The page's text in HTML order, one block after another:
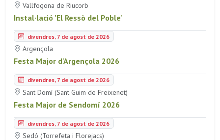
Vallfogona de Riucorb
Instal·lació 'El Ressò del Poble'
divendres, 7 de agost de 2026
Argençola
Festa Major d'Argençola 2026
divendres, 7 de agost de 2026
Sant Domí (Sant Guim de Freixenet)
Festa Major de Sendomí 2026
divendres, 7 de agost de 2026
Sedó (Torrefeta i Florejacs)